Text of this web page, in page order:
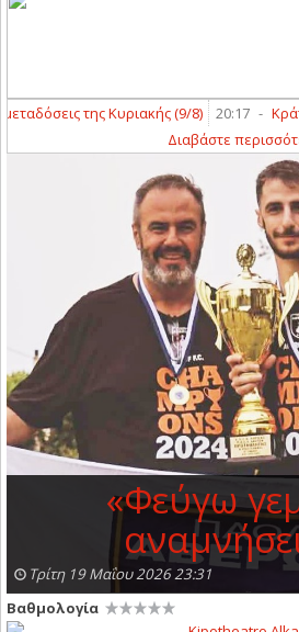
της Κυριακής (9/8) 20:17 -
Διαβάστε
«Φεύγω
Τρίτη 19 Μαΐου 2026 23:31
Βαθμολογία